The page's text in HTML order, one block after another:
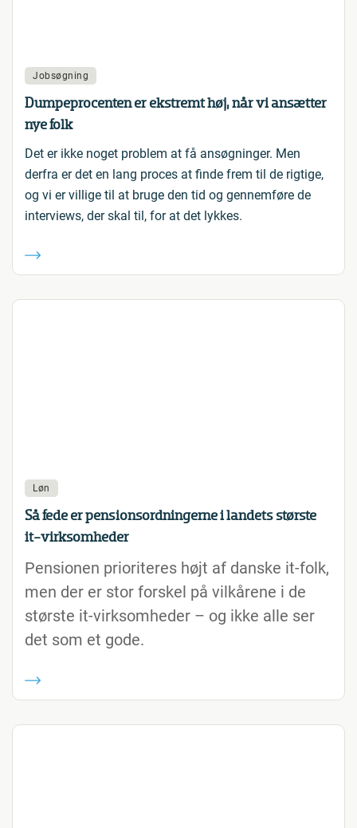
Jobsøgning
Dumpeprocenten er ekstremt høj, når vi ansætter
nye folk
Det er ikke noget problem at få ansøgninger. Men
derfra er det en lang proces at finde frem til de rigtige,
og vi er villige til at bruge den tid og gennemføre de
interviews, der skal til, for at det lykkes.
Løn
Så fede er pensionsordningerne i landets største
it-virksomheder
Pensionen prioriteres højt af danske it-folk,
men der er stor forskel på vilkårene i de
største it-virksomheder – og ikke alle ser
det som et gode.